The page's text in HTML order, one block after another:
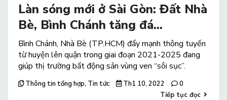
Làn sóng mới ở Sài Gòn: Đất Nhà
Bè, Bình Chánh tăng đá...
Bình Chánh, Nhà Bè (TP.HCM) đẩy mạnh thông tuyến
từ huyện lên quận trong giai đoạn 2021-2025 đang
giúp thị trường bất động sản vùng ven “sôi sục”.
Thông tin tổng hợp, Tin tức Th1 10, 2022
0
Tiếp tục đọc